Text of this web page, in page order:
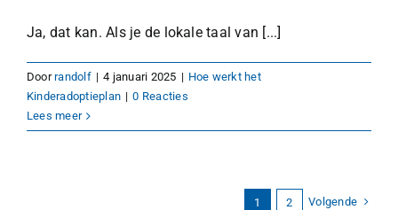
Ja, dat kan. Als je de lokale taal van [...]
Doorrandolf | 4 januari 2025 | Hoe werkt het
Kinderadoptieplan | 0 Reacties
Lees meer
1 2 Volgende